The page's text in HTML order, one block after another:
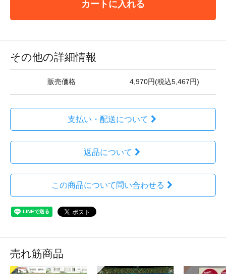
カートに入れる
その他の詳細情報
販売価格 4,970円(税込5,467円)
支払い・配送について
返品について
この商品について問い合わせる
売れ筋商品